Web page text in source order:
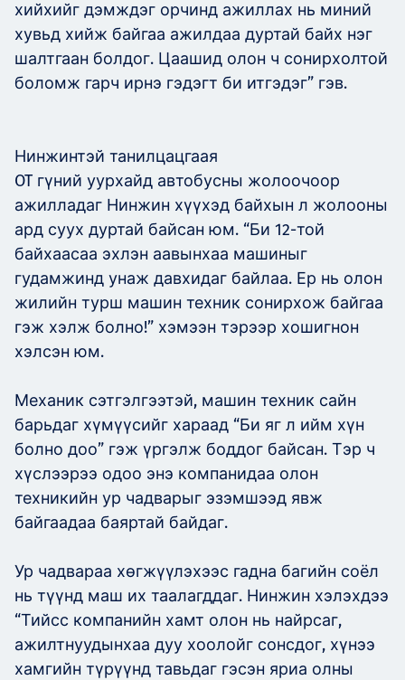
хийхийг дэмждэг орчинд ажиллах нь миний
хувьд хийж байгаа ажилдаа дуртай байх нэг
шалтгаан болдог. Цаашид олон ч сонирхолтой
боломж гарч ирнэ гэдэгт би итгэдэг” гэв.
Нинжинтэй танилцацгаая
OT гүний уурхайд автобусны жолоочоор
ажилладаг Нинжин хүүхэд байхын л жолооны
ард суух дуртай байсан юм. “Би 12-той
байхаасаа эхлэн аавынхаа машиныг
гудамжинд унаж давхидаг байлаа. Ер нь олон
жилийн турш машин техник сонирхож байгаа
гэж хэлж болно!” хэмээн тэрээр хошигнон
хэлсэн юм.
Механик сэтгэлгээтэй, машин техник сайн
барьдаг хүмүүсийг хараад “Би яг л ийм хүн
болно доо” гэж үргэлж боддог байсан. Тэр ч
хүслээрээ одоо энэ компанидаа олон
техникийн ур чадварыг эзэмшээд явж
байгаадаа баяртай байдаг.
Ур чадвараа хөгжүүлэхээс гадна багийн соёл
нь түүнд маш их таалагддаг. Нинжин хэлэхдээ
“Тийсс компанийн хамт олон нь найрсаг,
ажилтнуудынхаа дуу хоолойг сонсдог, хүнээ
хамгийн түрүүнд тавьдаг гэсэн яриа олны